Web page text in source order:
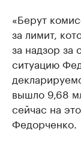
«Берут
за лимит,
за надзор за
ситуацию
вышло 9,68
сейчас на
Федорченко.